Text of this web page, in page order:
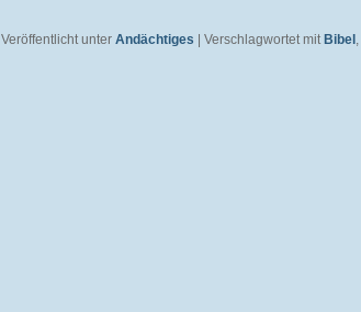
Veröffentlicht unter Andächtiges | Verschlagwortet mit Bibel